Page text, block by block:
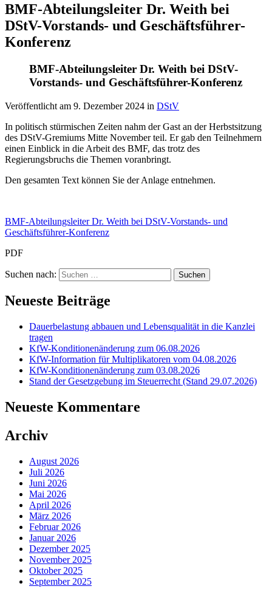
BMF-Abteilungsleiter Dr. Weith bei
DStV-Vorstands- und Geschäftsführer-
Konferenz
BMF-Abteilungsleiter Dr. Weith bei DStV-
Vorstands- und Geschäftsführer-Konferenz
Veröffentlicht am 9. Dezember 2024 in DStV
In politisch stürmischen Zeiten nahm der Gast an der Herbstsitzung
des DStV-Gremiums Mitte November teil. Er gab den Teilnehmern
einen Einblick in die Arbeit des BMF, das trotz des
Regierungsbruchs die Themen voranbringt.
Den gesamten Text können Sie der Anlage entnehmen.
BMF-Abteilungsleiter Dr. Weith bei DStV-Vorstands- und
Geschäftsführer-Konferenz
PDF
Suchen nach:
Neueste Beiträge
Dauerbelastung abbauen und Lebensqualität in die Kanzlei
tragen
KfW-Konditionenänderung zum 06.08.2026
KfW-Information für Multiplikatoren vom 04.08.2026
KfW-Konditionenänderung zum 03.08.2026
Stand der Gesetzgebung im Steuerrecht (Stand 29.07.2026)
Neueste Kommentare
Archiv
August 2026
Juli 2026
Juni 2026
Mai 2026
April 2026
März 2026
Februar 2026
Januar 2026
Dezember 2025
November 2025
Oktober 2025
September 2025